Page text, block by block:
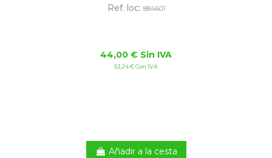
Ref. loc: 884601
44,00 € Sin IVA
53,24 € Con IVA
Añadir a la cesta